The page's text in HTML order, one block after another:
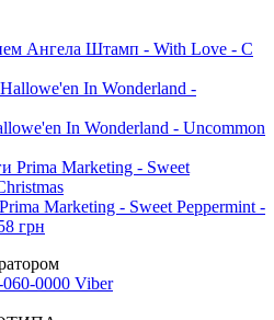
Штамп - With Love - С
In Wonderland - Uncommon
Marketing - Sweet Peppermint -
грн
060-0000 Viber